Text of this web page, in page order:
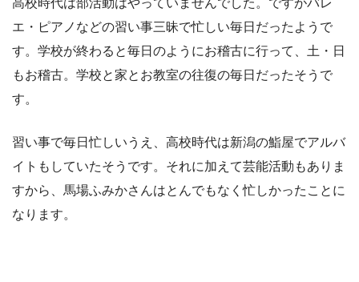
高校時代は部活動はやっていませんでした。ですがバレ
エ・ピアノなどの習い事三昧で忙しい毎日だったようで
す。学校が終わると毎日のようにお稽古に行って、土・日
もお稽古。学校と家とお教室の往復の毎日だったそうで
す。
習い事で毎日忙しいうえ、高校時代は新潟の鮨屋でアルバ
イトもしていたそうです。それに加えて芸能活動もありま
すから、馬場ふみかさんはとんでもなく忙しかったことに
なります。